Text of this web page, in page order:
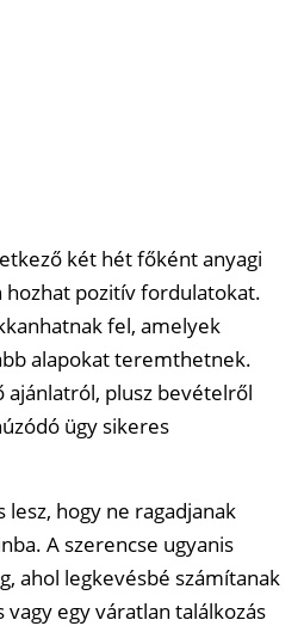
két hét főként anyagi
pozitív fordulatokat.
fel, amelyek
alapokat teremthetnek.
ajánlatról, plusz bevételről
ügy sikeres
hogy ne ragadjanak
A szerencse ugyanis
ahol legkevésbé számítanak
vagy egy váratlan találkozás